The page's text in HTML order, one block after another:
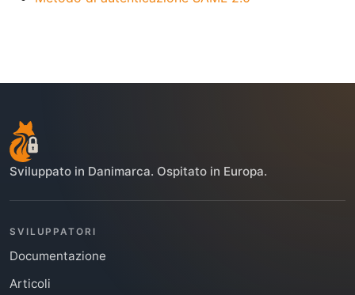
Sviluppato in Danimarca. Ospitato in Europa.
SVILUPPATORI
Documentazione
Articoli